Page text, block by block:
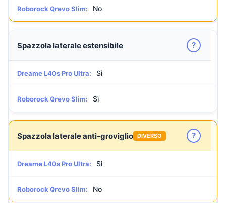
Roborock Qrevo Slim: No
Spazzola laterale estensibile ?
Dreame L40s Pro Ultra: Sì
Roborock Qrevo Slim: Sì
Spazzola laterale anti-groviglio DIVERSO ?
Dreame L40s Pro Ultra: Sì
Roborock Qrevo Slim: No